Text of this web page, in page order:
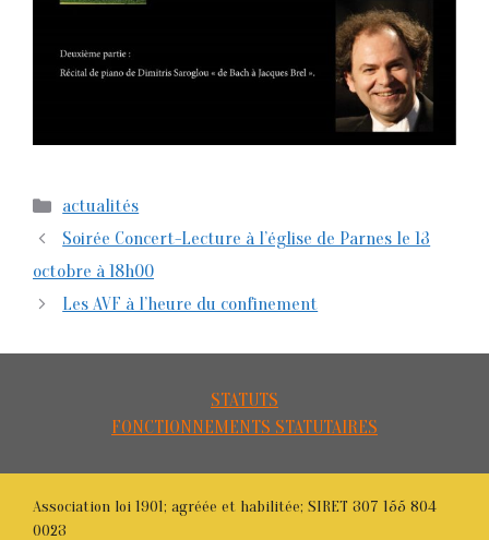
Catégories
actualités
Soirée Concert-Lecture à l’église de Parnes le 13
octobre à 18h00
Les AVF à l’heure du confinement
STATUTS
FONCTIONNEMENTS STATUTAIRES
Association loi 1901; agréée et habilitée; SIRET 307 155 804
0023